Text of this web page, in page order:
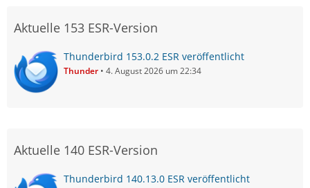
Aktuelle 153 ESR-Version
Thunderbird 153.0.2 ESR veröffentlicht
Thunder 4. August 2026 um 22:34
Aktuelle 140 ESR-Version
Thunderbird 140.13.0 ESR veröffentlicht